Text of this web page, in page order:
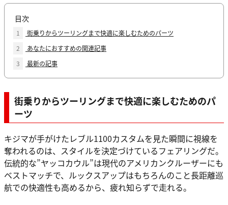
目次
1
街乗りからツーリングまで快適に楽しむためのパーツ
2
あなたにおすすめの関連記事
3
最新の記事
街乗りからツーリングまで快適に楽しむためのパ
ーツ
キジマが手がけたレブル1100カスタムを見た瞬間に視線を
奪われるのは、スタイルを決定づけているフェアリングだ。
伝統的な”ヤッコカウル”は現代のアメリカンクルーザーにも
ベストマッチで、ルックスアップはもちろんのこと長距離巡
航での快適性も高めるから、疲れ知らずで走れる。